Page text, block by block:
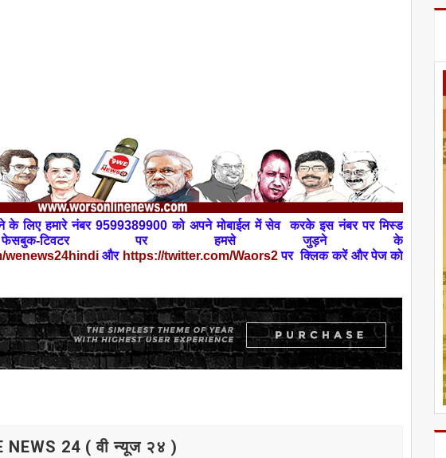
के लिए हमारे नंबर 9599389900 को अपने मोबाईलमें सेवकरके इस नंबर पर मिस्ड
टिवटर पर हमसे जुड़ने के
wenews24hindiऔर https://twitter.com/Waors2 पर क्लिक करें और पेज को
NEWS 24 ( वी न्यूज २४ )